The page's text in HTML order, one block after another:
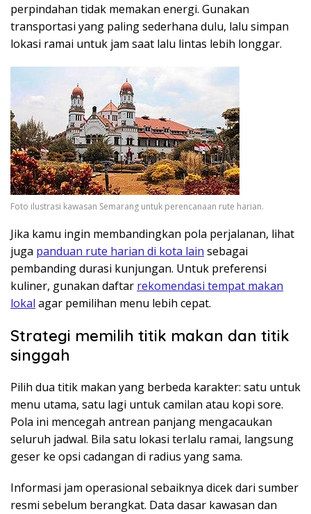
perpindahan tidak memakan energi. Gunakan
transportasi yang paling sederhana dulu, lalu simpan
lokasi ramai untuk jam saat lalu lintas lebih longgar.
Foto ilustrasi kawasan Semarang untuk perencanaan rute harian.
Jika kamu ingin membandingkan pola perjalanan, lihat
juga panduan rute harian di kota lain sebagai
pembanding durasi kunjungan. Untuk preferensi
kuliner, gunakan daftar rekomendasi tempat makan
lokal agar pemilihan menu lebih cepat.
Strategi memilih titik makan dan titik
singgah
Pilih dua titik makan yang berbeda karakter: satu untuk
menu utama, satu lagi untuk camilan atau kopi sore.
Pola ini mencegah antrean panjang mengacaukan
seluruh jadwal. Bila satu lokasi terlalu ramai, langsung
geser ke opsi cadangan di radius yang sama.
Informasi jam operasional sebaiknya dicek dari sumber
resmi sebelum berangkat. Data dasar kawasan dan